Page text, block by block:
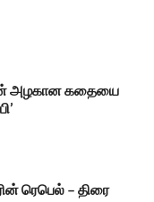
அழகான கதையை
ரெபெல் – திரை